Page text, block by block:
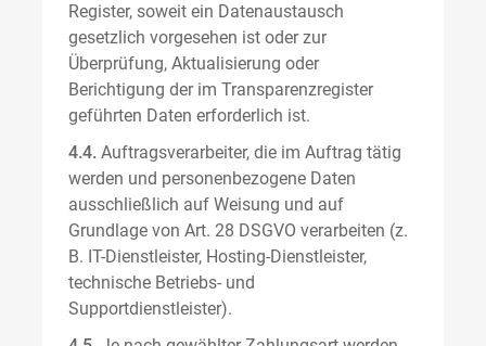
Register, soweit ein Datenaustausch
gesetzlich vorgesehen ist oder zur
Überprüfung, Aktualisierung oder
Berichtigung der im Transparenzregister
geführten Daten erforderlich ist.
4.4. Auftragsverarbeiter, die im Auftrag tätig
werden und personenbezogene Daten
ausschließlich auf Weisung und auf
Grundlage von Art. 28 DSGVO verarbeiten (z.
B. IT-Dienstleister, Hosting-Dienstleister,
technische Betriebs- und
Supportdienstleister).